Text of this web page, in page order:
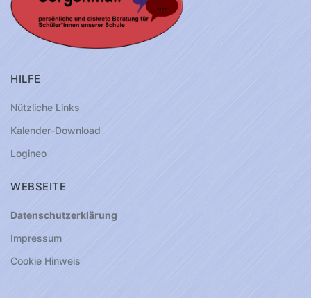
HILFE
Nützliche Links
Kalender-Download
Logineo
WEBSEITE
Datenschutzerklärung
Impressum
Cookie Hinweis